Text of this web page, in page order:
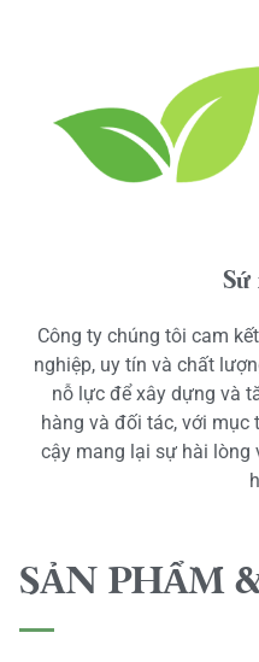
Công ty chúng tôi cam
nghiệp, uy tín và chất
nỗ lực để xây dựng và
hàng và đối tác, với
cậy mang lại sự hài lòng
SẢN PHẨM